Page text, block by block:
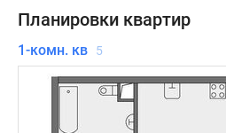
Планировки квартир
1-комн. кв 5